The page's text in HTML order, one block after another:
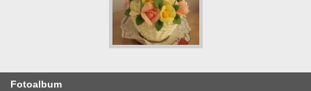
Fotoalbum